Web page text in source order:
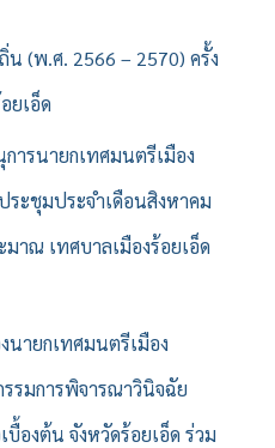
(พ.ศ. 2566 – 2570) ครั้ง
ยเอ็ด
ารนายกเทศมนตรีเมือง
ระชุมประจำเดือนสิงหาคม
าณ เทศบาลเมืองร้อยเอ็ด
นายกเทศมนตรีเมือง
รมการพิจารณาวินิจฉัย
บื้องต้น จังหวัดร้อยเอ็ด ร่วม